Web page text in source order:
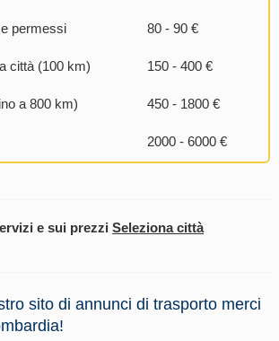
permessi 80 - 90 €
città (100 km) 150 - 400 €
a 800 km) 450 - 1800 €
2000 - 6000 €
e sui prezzi Seleziona città
sito di annunci di trasporto merci